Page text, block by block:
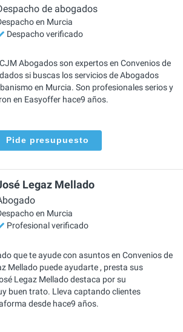
de abogados
en Murcia
Despacho verificado
Abogados son expertos en Convenios de
si buscas los servicios de Abogados
en Murcia. Son profesionales serios y
en Easyoffer hace9 años.
Pide presupuesto
Legaz Mellado
en Murcia
Profesional verificado
que te ayude con asuntos en Convenios de
Mellado puede ayudarte , presta sus
Legaz Mellado destaca por su
buen trato. Lleva captando clientes
desde hace9 años.